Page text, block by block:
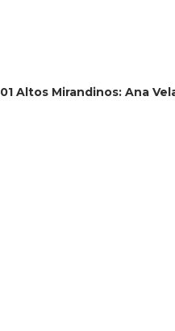
01 Altos Mirandinos: Ana